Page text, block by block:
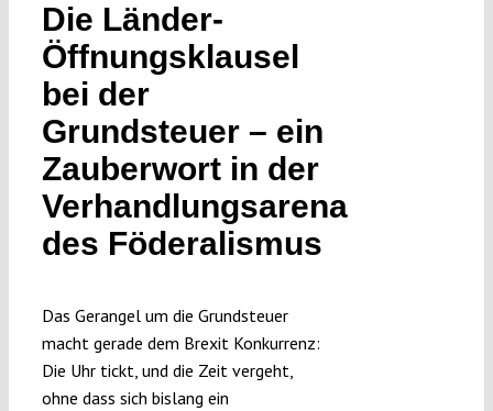
Verfassungs
Submissions
Funding
Projects
Die Länder-
Öffnungsklausel
bei der
Grundsteuer – ein
Zauberwort in der
Verhandlungsarena
des Föderalismus
Das Gerangel um die Grundsteuer
macht gerade dem Brexit Konkurrenz:
Die Uhr tickt, und die Zeit vergeht,
ohne dass sich bislang ein